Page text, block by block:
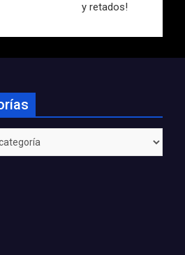
y retados!